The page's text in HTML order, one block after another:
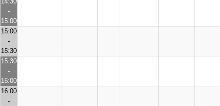
-
15:00
15:00
-
15:30
15:30
-
16:00
16:00
-